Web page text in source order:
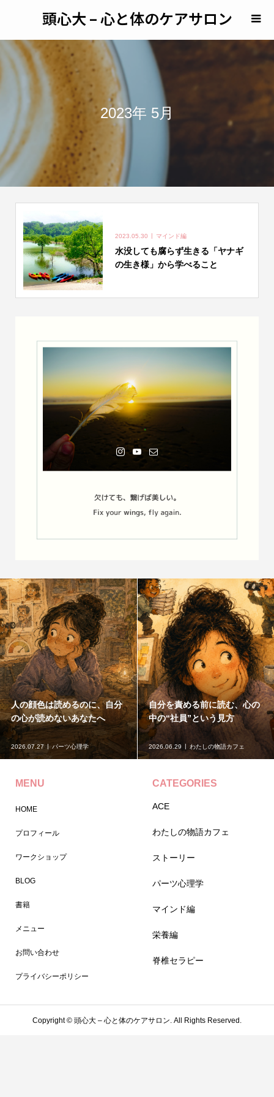
頭心大 – 心と体のケアサロン
2023年 5月
2023.05.30 マインド編
水没しても腐らず生きる「ヤナギ
の生き様」から学べること
人の顔色は読めるのに、自分
の心が読めないあなたへ
2026.07.27 パーツ心理学
自分を責める前に読む、心の
中の“社員”という見方
2026.06.29 わたしの物語カフェ
MENU
HOME
プロフィール
ワークショップ
BLOG
書籍
メニュー
お問い合わせ
プライバシーポリシー
CATEGORIES
ACE
わたしの物語カフェ
ストーリー
パーツ心理学
マインド編
栄養編
脊椎セラピー
Copyright © 頭心大 – 心と体のケアサロン. All Rights Reserved.